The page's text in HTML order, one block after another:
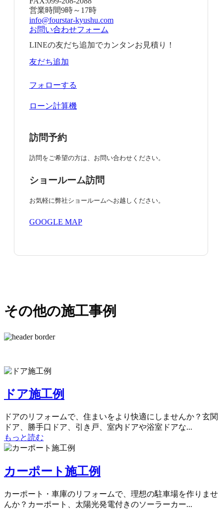
営業時間9時～17時
info@fourstar-kyushu.com
お問い合わせフォーム
LINEの友だち追加でカンタンお見積り！
友だち追加
フォローする
ローン計算機
訪問予約
訪問をご希望の方は、お問い合わせください。
ショールーム訪問
お気軽に弊社ショールームへお越しください。
GOOGLE MAP
その他の施工事例
ドア施工例
ドアのリフォームで、住まいをより快適にしませんか？玄関
ドア、勝手口ドア、引き戸、室内ドアや浴室ドアな...
もっと読む
カーポート施工例
カーポート・車庫のリフォームで、理想の駐車場を作りませ
んか？カーポート、太陽光発電付きのソーラーカー...